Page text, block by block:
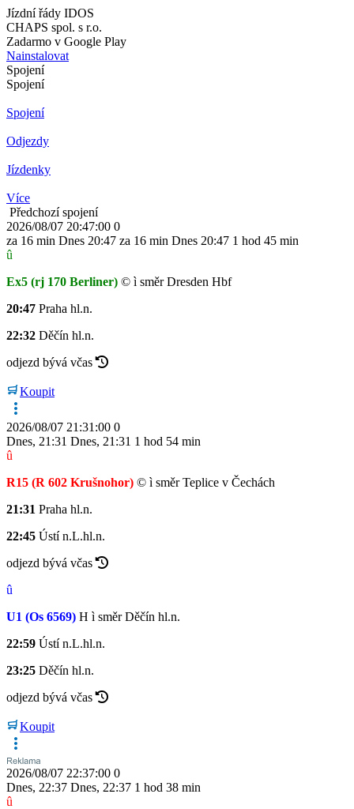
Jízdní řády IDOS
CHAPS spol. s r.o.
Zadarmo v Google Play
Nainstalovat
Spojení
Spojení
Spojení
Odjezdy
Jízdenky
Více
Předchozí spojení
2026/08/07 20:47:00 0
za 16 min Dnes 20:47 za 16 min Dnes 20:47 1 hod 45 min
û
Ex5 (rj 170 Berliner) © ì směr Dresden Hbf
20:47 Praha hl.n.
22:32 Děčín hl.n.
odjezd bývá včas
Koupit
2026/08/07 21:31:00 0
Dnes, 21:31 Dnes, 21:31 1 hod 54 min
û
R15 (R 602 Krušnohor) © ì směr Teplice v Čechách
21:31 Praha hl.n.
22:45 Ústí n.L.hl.n.
odjezd bývá včas
û
U1 (Os 6569) H ì směr Děčín hl.n.
22:59 Ústí n.L.hl.n.
23:25 Děčín hl.n.
odjezd bývá včas
Koupit
2026/08/07 22:37:00 0
Dnes, 22:37 Dnes, 22:37 1 hod 38 min
û